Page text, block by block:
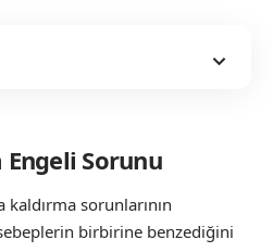
Sorunu
kaldırma sorunlarının
birbirine benzediğini